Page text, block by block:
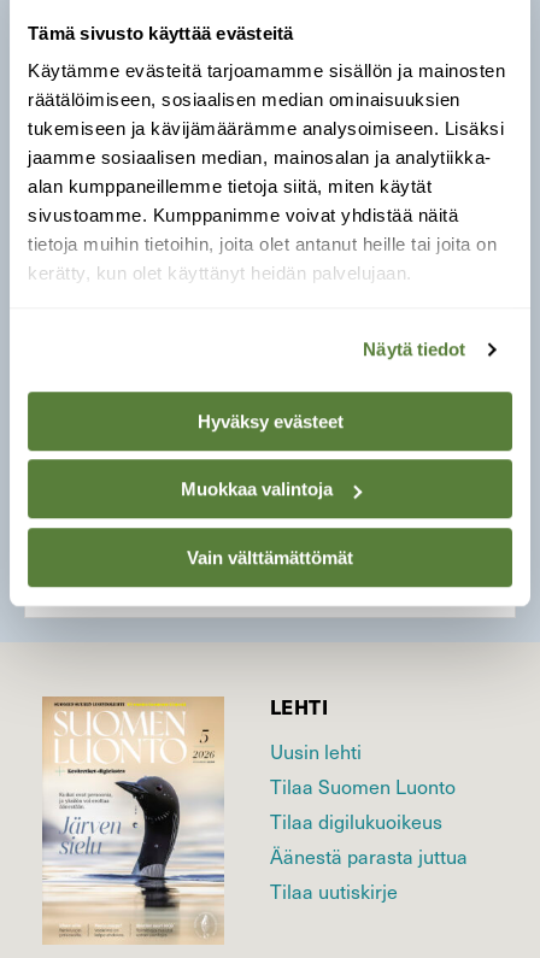
Tämä sivusto käyttää evästeitä
Käytämme evästeitä tarjoamamme sisällön ja mainosten
räätälöimiseen, sosiaalisen median ominaisuuksien
tukemiseen ja kävijämäärämme analysoimiseen. Lisäksi
jaamme sosiaalisen median, mainosalan ja analytiikka-
alan kumppaneillemme tietoja siitä, miten käytät
sivustoamme. Kumppanimme voivat yhdistää näitä
tietoja muihin tietoihin, joita olet antanut heille tai joita on
kerätty, kun olet käyttänyt heidän palvelujaan.
Näytä tiedot
Hyväksy evästeet
Muokkaa valintoja
Vain välttämättömät
Levinneisyys ja runsaus:Kanta kasvoi ja
lintu laajensi nopeasti levinneisyyttään viime
vuosisadalla. Enimmillään lintuja oli 370 000
paria ennen vuoden 2008 alkueläinepidemiaa,
joka romahdutti kannan. Nykykanta 100 000
paria. Kannan nopean laskun takia laji on
erittäin uhanalainen. Edelleen koko maan laji,
mutta Lapissa paikoittainen.
erikoinen perhoslentoesitys, jossa se liihottaa
hidastetusti.
LEHTI
Uusin lehti
Tilaa Suomen Luonto
Tilaa digilukuoikeus
Äänestä parasta juttua
Tilaa uutiskirje